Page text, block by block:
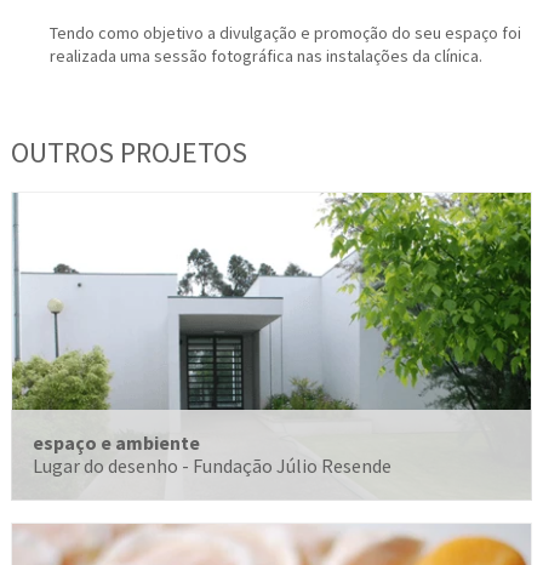
Tendo como objetivo a divulgação e promoção do seu espaço foi
realizada uma sessão fotográfica nas instalações da clínica.
OUTROS PROJETOS
espaço e ambiente
Lugar do desenho - Fundação Júlio Resende